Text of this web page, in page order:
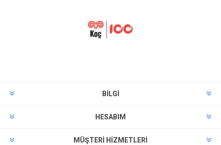
BILGI
HESABIM
MÜŞTERI HIZMETLERI